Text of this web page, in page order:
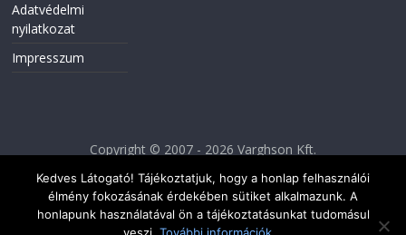
Adatvédelmi
nyilatkozat
Impresszum
Copyright © 2007 - 2026 Varghson Kft.
Kedves Látogató! Tájékoztatjuk, hogy a honlap felhasználói
élmény fokozásának érdekében sütiket alkalmazunk. A
honlapunk használatával ön a tájékoztatásunkat tudomásul